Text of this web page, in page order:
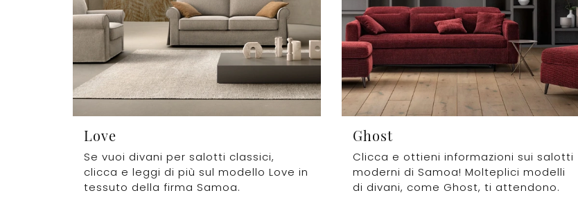
Love
Se vuoi divani per salotti classici,
clicca e leggi di più sul modello Love in
tessuto della firma Samoa.
Ghost
Clicca e ottieni informazioni sui salotti
moderni di Samoa! Molteplici modelli
di divani, come Ghost, ti attendono.